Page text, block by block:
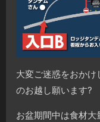
大変ご迷惑をおかけ
のお越し願います?
お盆期間中は食材